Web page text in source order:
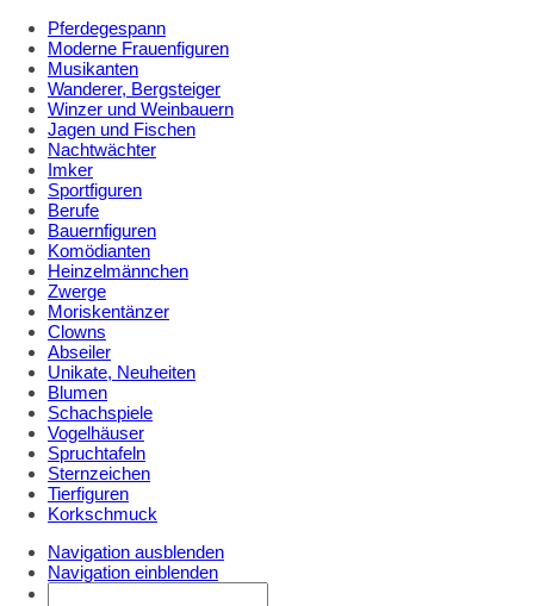
Pferdegespann
Moderne Frauenfiguren
Musikanten
Wanderer, Bergsteiger
Winzer und Weinbauern
Jagen und Fischen
Nachtwächter
Imker
Sportfiguren
Berufe
Bauernfiguren
Komödianten
Heinzelmännchen
Zwerge
Moriskentänzer
Clowns
Abseiler
Unikate, Neuheiten
Blumen
Schachspiele
Vogelhäuser
Spruchtafeln
Sternzeichen
Tierfiguren
Korkschmuck
Navigation ausblenden
Navigation einblenden